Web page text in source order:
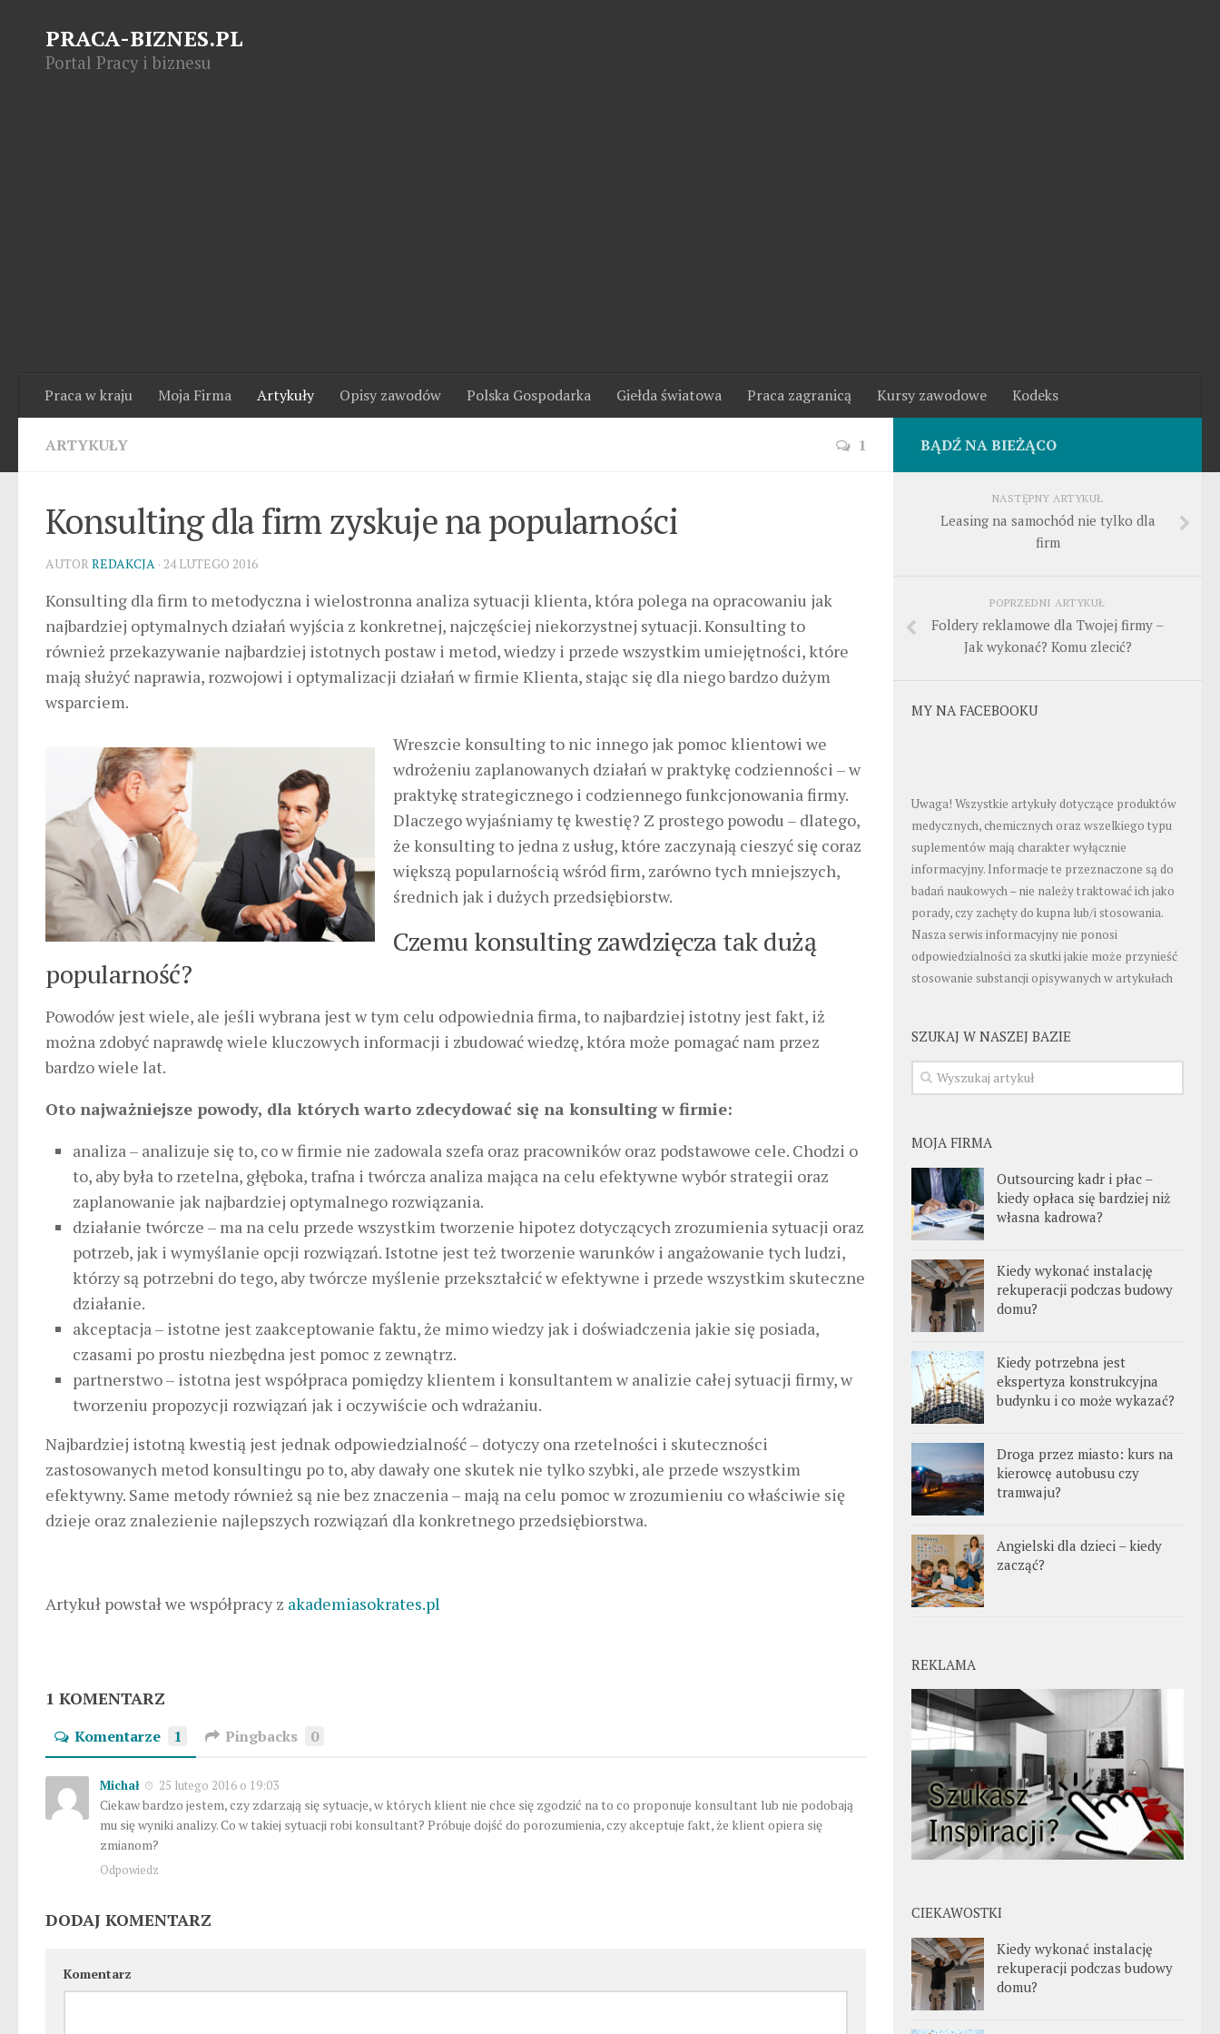
PRACA-BIZNES.PL
Portal Pracy i biznesu
Praca w kraju Moja Firma Artykuły Opisy zawodów Polska Gospodarka Giełda światowa Praca zagranicą Kursy zawodowe Kodeks
ARTYKUŁY 1
Konsulting dla firm zyskuje na popularności
AUTOR REDAKCJA · 24 LUTEGO 2016
Konsulting dla firm to metodyczna i wielostronna analiza sytuacji klienta, która polega na opracowaniu jak
najbardziej optymalnych działań wyjścia z konkretnej, najczęściej niekorzystnej sytuacji. Konsulting to
również przekazywanie najbardziej istotnych postaw i metod, wiedzy i przede wszystkim umiejętności, które
mają służyć naprawia, rozwojowi i optymalizacji działań w firmie Klienta, stając się dla niego bardzo dużym
wsparciem.
Wreszcie konsulting to nic innego jak pomoc klientowi we
wdrożeniu zaplanowanych działań w praktykę codzienności – w
praktykę strategicznego i codziennego funkcjonowania firmy.
Dlaczego wyjaśniamy tę kwestię? Z prostego powodu – dlatego,
że konsulting to jedna z usług, które zaczynają cieszyć się coraz
większą popularnością wśród firm, zarówno tych mniejszych,
średnich jak i dużych przedsiębiorstw.
Czemu konsulting zawdzięcza tak dużą
popularność?
Powodów jest wiele, ale jeśli wybrana jest w tym celu odpowiednia firma, to najbardziej istotny jest fakt, iż
można zdobyć naprawdę wiele kluczowych informacji i zbudować wiedzę, która może pomagać nam przez
bardzo wiele lat.
Oto najważniejsze powody, dla których warto zdecydować się na konsulting w firmie:
analiza – analizuje się to, co w firmie nie zadowala szefa oraz pracowników oraz podstawowe cele. Chodzi o
to, aby była to rzetelna, głęboka, trafna i twórcza analiza mająca na celu efektywne wybór strategii oraz
zaplanowanie jak najbardziej optymalnego rozwiązania.
działanie twórcze – ma na celu przede wszystkim tworzenie hipotez dotyczących zrozumienia sytuacji oraz
potrzeb, jak i wymyślanie opcji rozwiązań. Istotne jest też tworzenie warunków i angażowanie tych ludzi,
którzy są potrzebni do tego, aby twórcze myślenie przekształcić w efektywne i przede wszystkim skuteczne
działanie.
akceptacja – istotne jest zaakceptowanie faktu, że mimo wiedzy jak i doświadczenia jakie się posiada,
czasami po prostu niezbędna jest pomoc z zewnątrz.
partnerstwo – istotna jest współpraca pomiędzy klientem i konsultantem w analizie całej sytuacji firmy, w
tworzeniu propozycji rozwiązań jak i oczywiście och wdrażaniu.
Najbardziej istotną kwestią jest jednak odpowiedzialność – dotyczy ona rzetelności i skuteczności
zastosowanych metod konsultingu po to, aby dawały one skutek nie tylko szybki, ale przede wszystkim
efektywny. Same metody również są nie bez znaczenia – mają na celu pomoc w zrozumieniu co właściwie się
dzieje oraz znalezienie najlepszych rozwiązań dla konkretnego przedsiębiorstwa.
Artykuł powstał we współpracy z akademiasokrates.pl
1 KOMENTARZ
Komentarze 1 Pingbacks 0
Michał 25 lutego 2016 o 19:03
Ciekaw bardzo jestem, czy zdarzają się sytuacje, w których klient nie chce się zgodzić na to co proponuje konsultant lub nie podobają
mu się wyniki analizy. Co w takiej sytuacji robi konsultant? Próbuje dojść do porozumienia, czy akceptuje fakt, że klient opiera się
zmianom?
Odpowiedz
DODAJ KOMENTARZ
Komentarz
BĄDŹ NA BIEŻĄCO
NASTĘPNY ARTYKUŁ
Leasing na samochód nie tylko dla
firm
POPRZEDNI ARTYKUŁ
Foldery reklamowe dla Twojej firmy –
Jak wykonać? Komu zlecić?
MY NA FACEBOOKU
Uwaga! Wszystkie artykuły dotyczące produktów
medycznych, chemicznych oraz wszelkiego typu
suplementów mają charakter wyłącznie
informacyjny. Informacje te przeznaczone są do
badań naukowych – nie należy traktować ich jako
porady, czy zachęty do kupna lub/i stosowania.
Nasza serwis informacyjny nie ponosi
odpowiedzialności za skutki jakie może przynieść
stosowanie substancji opisywanych w artykułach
SZUKAJ W NASZEJ BAZIE
MOJA FIRMA
Outsourcing kadr i płac –
kiedy opłaca się bardziej niż
własna kadrowa?
Kiedy wykonać instalację
rekuperacji podczas budowy
domu?
Kiedy potrzebna jest
ekspertyza konstrukcyjna
budynku i co może wykazać?
Droga przez miasto: kurs na
kierowcę autobusu czy
tramwaju?
Angielski dla dzieci – kiedy
zacząć?
REKLAMA
CIEKAWOSTKI
Kiedy wykonać instalację
rekuperacji podczas budowy
domu?